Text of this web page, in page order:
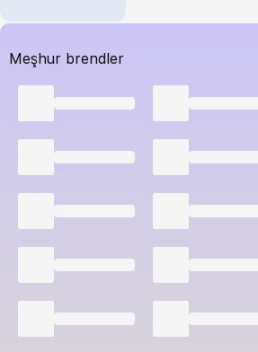
Meşhur brendler